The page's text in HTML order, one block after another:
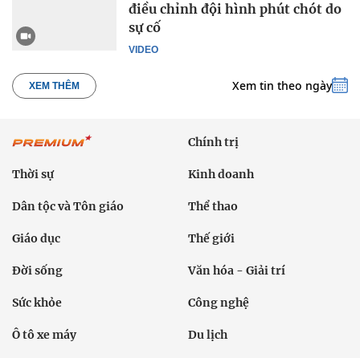
VIDEO
điều chỉnh đội hình phút chót do
sự cố
XEM THÊM Xem tin theo ngày
Chính trị
Thời sự Kinh doanh
Dân tộc và Tôn giáo Thể thao
Giáo dục Thế giới
Đời sống Văn hóa - Giải trí
Sức khỏe Công nghệ
Ô tô xe máy Du lịch